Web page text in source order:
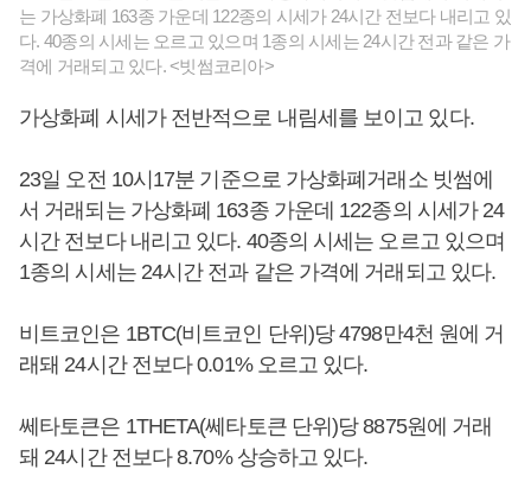
는 가상화폐 163종 가운데 122종의 시세가 24시간 전보다 내리고 있
다. 40종의 시세는 오르고 있으며 1종의 시세는 24시간 전과 같은 가
격에 거래되고 있다. <빗썸코리아>
가상화폐 시세가 전반적으로 내림세를 보이고 있다.
23일 오전 10시17분 기준으로 가상화폐거래소 빗썸에
서 거래되는 가상화폐 163종 가운데 122종의 시세가 24
시간 전보다 내리고 있다. 40종의 시세는 오르고 있으며
1종의 시세는 24시간 전과 같은 가격에 거래되고 있다.
비트코인은 1BTC(비트코인 단위)당 4798만4천 원에 거
래돼 24시간 전보다 0.01% 오르고 있다.
쎄타토큰은 1THETA(쎄타토큰 단위)당 8875원에 거래
돼 24시간 전보다 8.70% 상승하고 있다.